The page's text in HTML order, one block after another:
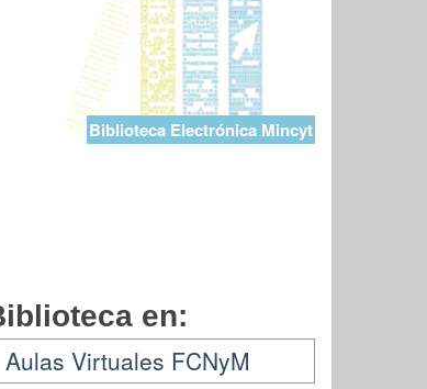
Biblioteca Electrónica Mincyt
en:
Aulas Virtuales FCNyM